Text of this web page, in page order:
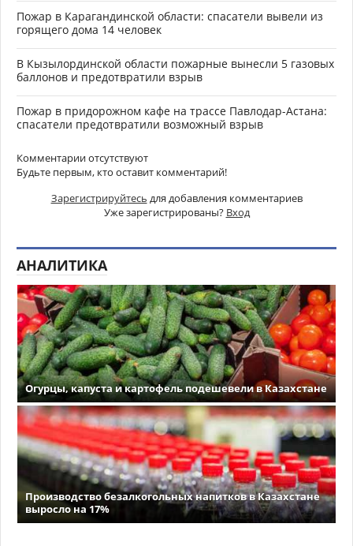
Пожар в Карагандинской области: спасатели вывели из
горящего дома 14 человек
В Кызылординской области пожарные вынесли 5 газовых
баллонов и предотвратили взрыв
Пожар в придорожном кафе на трассе Павлодар-Астана:
спасатели предотвратили возможный взрыв
Комментарии отсутствуют
Будьте первым, кто оставит комментарий!
Зарегистрируйтесь для добавления комментариев
Уже зарегистрированы? Вход
АНАЛИТИКА
Огурцы, капуста и картофель подешевели в Казахстане
Производство безалкогольных напитков в Казахстане
выросло на 17%